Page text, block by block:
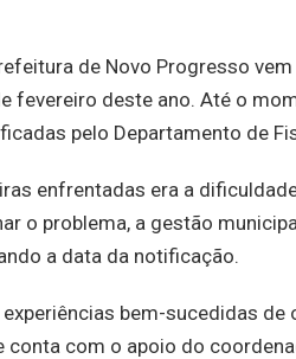
de Novo Progresso
fevereiro deste ano. Até o
pelo Departamento de
enfrentadas era a
o problema, a gestão
a data da notificação.
bem-sucedidas
conta com o apoio do